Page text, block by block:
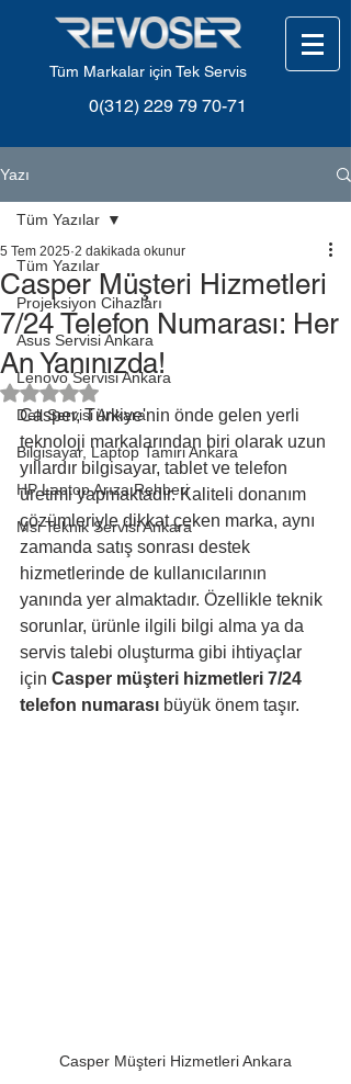
Tüm Markalar için Tek Servis
0(312) 229 79 70-71
Yazı
Tüm Yazılar
Projeksiyon Cihazları
Asus Servisi Ankara
Lenovo Servisi Ankara
Dell Servisi Ankara
Bilgisayar, Laptop Tamiri Ankara
HP Laptop Arıza Rehberi
Msi Teknik Servisi Ankara
Tüm Yazılar
Casper Müşteri Hizmetleri
7/24 Telefon Numarası: Her
An Yanınızda!
5 Tem 2025 2 dakikada okunur
5 üzerinden NaN yıldız
Casper, Türkiye'nin önde gelen yerli
teknoloji markalarından biri olarak uzun
yıllardır bilgisayar, tablet ve telefon
üretimi yapmaktadır. Kaliteli donanım
çözümleriyle dikkat çeken marka, aynı
zamanda satış sonrası destek
hizmetlerinde de kullanıcılarının
yanında yer almaktadır. Özellikle teknik
sorunlar, ürünle ilgili bilgi alma ya da
servis talebi oluşturma gibi ihtiyaçlar
için Casper müşteri hizmetleri 7/24
telefon numarası büyük önem taşır.
Casper Müşteri Hizmetleri Ankara